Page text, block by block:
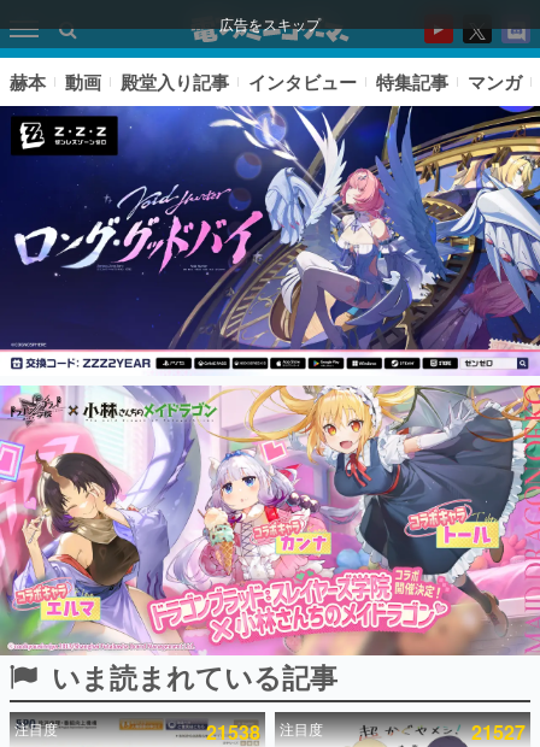
広告をスキップ
ピックアップ
電ファミのいま読まれている記事ランキング
アプリセール情報
インタビュー
連載・特集一覧
殿堂入り記事
SNS拡散数が数千以上！ ページビュー数万以上！ などな
ど。多くの人々に読まれた、電ファミ渾身の“殿堂入り”記
事をまとめました。
赫本 動画 殿堂入り記事 インタビュー 特集記事 マンガ
いま読まれている記事
注目度 21538 注目度 21527